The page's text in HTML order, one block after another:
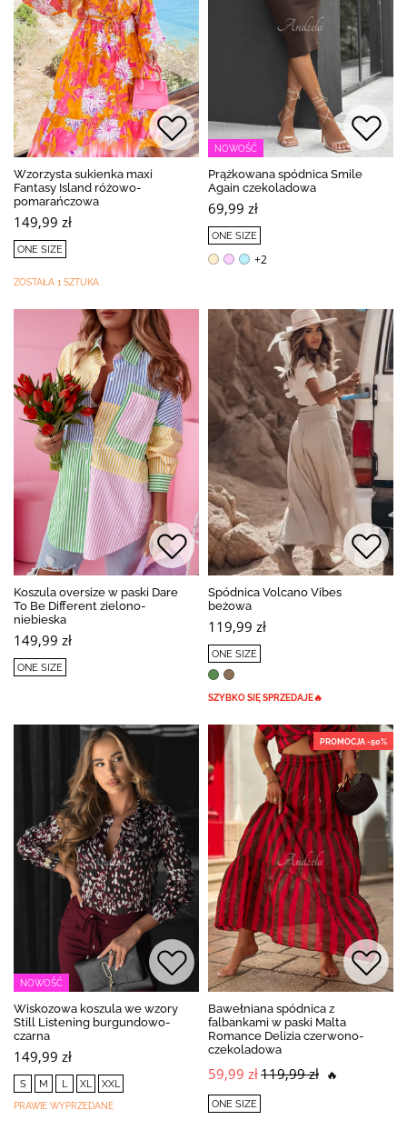
Wzorzysta sukienka maxi
Fantasy Island różowo-
pomarańczowa
149,99 zł
ONE SIZE
ZOSTAŁA 1 SZTUKA
NOWOŚĆ
Prążkowana spódnica Smile
Again czekoladowa
69,99 zł
ONE SIZE
+2
Koszula oversize w paski Dare
To Be Different zielono-
niebieska
149,99 zł
ONE SIZE
BESTSELLER
Spódnica Volcano Vibes
beżowa
119,99 zł
ONE SIZE
SZYBKO SIĘ SPRZEDAJE🔥
NOWOŚĆ
Wiskozowa koszula we wzory
Still Listening burgundowo-
czarna
149,99 zł
S M L XL XXL
PRAWIE WYPRZEDANE
PROMOCJA -50%
Bawełniana spódnica z
falbankami w paski Malta
Romance Delizia czerwono-
czekoladowa
59,99 zł119,99 zł 🔥
ONE SIZE